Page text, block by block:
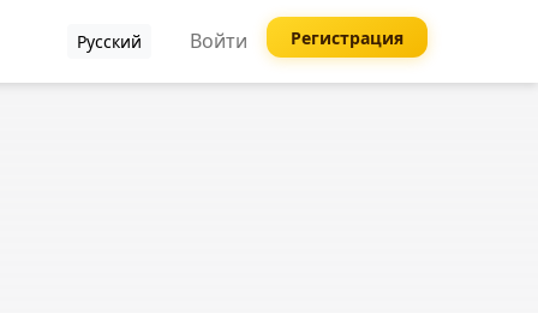
Русский Войти Регистрация